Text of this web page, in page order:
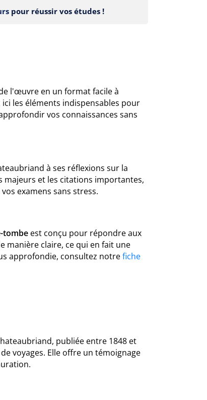
pour réussir vos études !
l'œuvre en un format facile à
les éléments indispensables pour
vos connaissances sans
à ses réflexions sur la
majeurs et les citations importantes,
examens sans stress.
tombe est conçu pour répondre aux
manière claire, ce qui en fait une
approfondie, consultez notrefiche
publiée entre 1848 et
voyages. Elle offre un témoignage